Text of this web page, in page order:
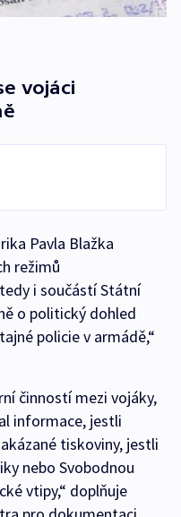
vojáci
Pavla Blažka
režimů
i součástí Státní
o politický dohled
policie v armádě,“
činností mezi vojáky,
informace, jestli
tiskoviny, jestli
nebo Svobodnou
vtipy,“ doplňuje